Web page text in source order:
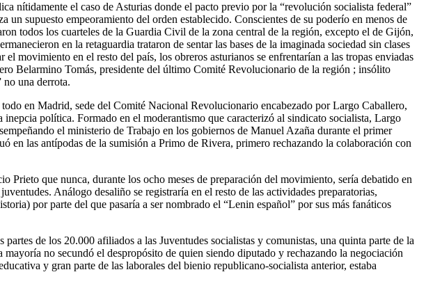
nítidamente el caso de Asturias donde el pacto previo por la “revolución socialista federal”
supuesto empeoramiento del orden establecido. Conscientes de su poderío en menos de
todos los cuarteles de la Guardia Civil de la zona central de la región, excepto el de Gijón,
en la retaguardia trataron de sentar las bases de la imaginada sociedad sin clases
movimiento en el resto del país, los obreros asturianos se enfrentarían a las tropas enviadas
Belarmino Tomás, presidente del último Comité Revolucionario de la región ; insólito
no una derrota.
en Madrid, sede del Comité Nacional Revolucionario encabezado por Largo Caballero,
política. Formado en el moderantismo que caracterizó al sindicato socialista, Largo
el ministerio de Trabajo en los gobiernos de Manuel Azaña durante el primer
las antípodas de la sumisión a Primo de Rivera, primero rechazando la colaboración con
Prieto que nunca, durante los ocho meses de preparación del movimiento, sería debatido en
Análogo desaliño se registraría en el resto de las actividades preparatorias,
por parte del que pasaría a ser nombrado el “Lenin español” por sus más fanáticos
partes de los 20.000 afiliados a las Juventudes socialistas y comunistas, una quinta parte de la
no secundó el despropósito de quien siendo diputado y rechazando la negociación
y gran parte de las laborales del bienio republicano-socialista anterior, estaba